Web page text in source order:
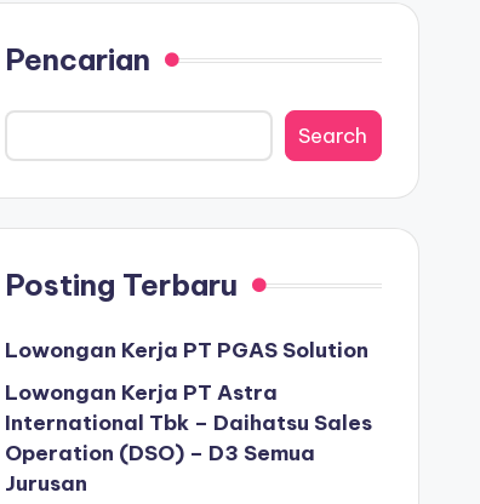
Pencarian
Search
Posting Terbaru
Lowongan Kerja PT PGAS Solution
Lowongan Kerja PT Astra
International Tbk – Daihatsu Sales
Operation (DSO) – D3 Semua
Jurusan